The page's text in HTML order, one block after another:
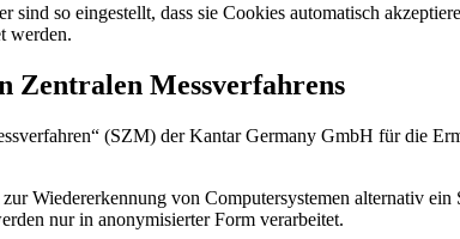
so eingestellt, dass sie Cookies automatisch
werden.
Zentralen Messverfahrens
(SZM) der Kantar Germany GmbH für die
Wiedererkennung von Computersystemen alternativ ein
nur in anonymisierter Form verarbeitet.